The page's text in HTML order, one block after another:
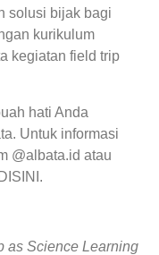
solusi bijak bagi
kurikulum
kegiatan field trip
hati Anda
Untuk informasi
@albata.id atau
as Science Learning